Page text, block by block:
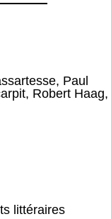
, Paul
, Robert Haag,
littéraires